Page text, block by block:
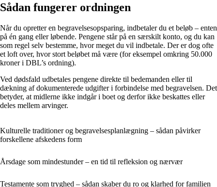
Sådan fungerer ordningen
Når du opretter en begravelsesopsparing, indbetaler du et beløb – enten
på én gang eller løbende. Pengene står på en særskilt konto, og du kan
som regel selv bestemme, hvor meget du vil indbetale. Der er dog ofte
et loft over, hvor stort beløbet må være (for eksempel omkring 50.000
kroner i DBL’s ordning).
Ved dødsfald udbetales pengene direkte til bedemanden eller til
dækning af dokumenterede udgifter i forbindelse med begravelsen. Det
betyder, at midlerne ikke indgår i boet og derfor ikke beskattes eller
deles mellem arvinger.
Kulturelle traditioner og begravelsesplanlægning – sådan påvirker
forskellene afskedens form
Årsdage som mindestunder – en tid til refleksion og nærvær
Testamente som tryghed – sådan skaber du ro og klarhed for familien